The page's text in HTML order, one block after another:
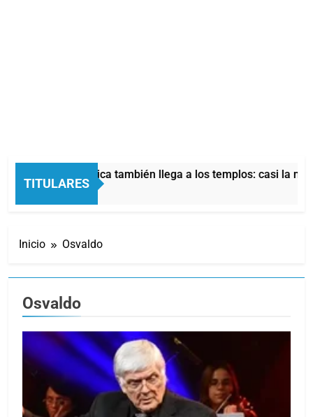
TITULARES
económica también llega a los templos: casi la mitad
Atrás
Inicio Osvaldo
Osvaldo